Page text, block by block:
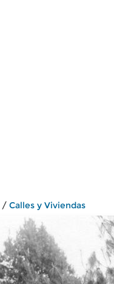
/ Calles y Viviendas